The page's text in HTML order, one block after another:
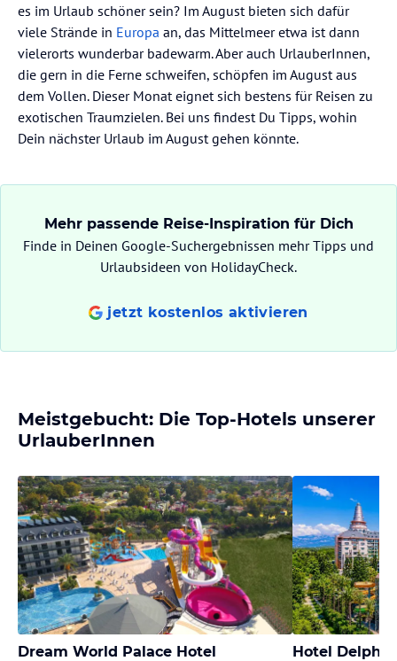
es im Urlaub schöner sein? Im August bieten sich dafür
viele Strände in Europa an, das Mittelmeer etwa ist dann
vielerorts wunderbar badewarm. Aber auch UrlauberInnen,
die gern in die Ferne schweifen, schöpfen im August aus
dem Vollen. Dieser Monat eignet sich bestens für Reisen zu
exotischen Traumzielen. Bei uns findest Du Tipps, wohin
Dein nächster Urlaub im August gehen könnte.
Mehr passende Reise-Inspiration für Dich
Finde in Deinen Google-Suchergebnissen mehr Tipps und
Urlaubsideen von HolidayCheck.
jetzt kostenlos aktivieren
Meistgebucht: Die Top-Hotels unserer
UrlauberInnen
Dream World Palace Hotel Hotel